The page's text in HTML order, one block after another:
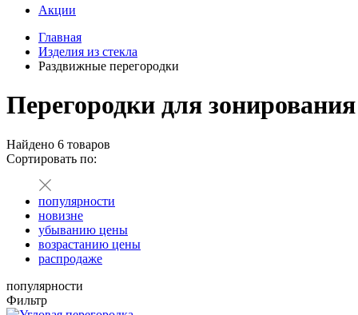
Акции
Главная
Изделия из стекла
Раздвижные перегородки
Перегородки для
Найдено 6 товаров
Сортировать по:
популярности
новизне
убыванию цены
возрастанию цены
распродаже
популярности
Фильтр